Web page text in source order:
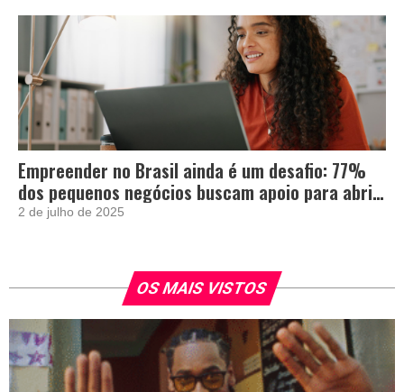
Empreender no Brasil ainda é um desafio: 77%
dos pequenos negócios buscam apoio para abrir
e crescer
2 de julho de 2025
OS MAIS VISTOS